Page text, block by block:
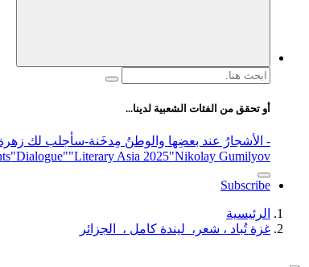
البحث
أو تحقق من الفئات الشعبية لدينا...
- الأشجارُ عند بعضِها والوطنُ مِدخَنة-سأجلب لك زهرة
"Dialogue""Literary Asia 2025"Nikolay Gumilyov و poet
Subscribe
الرئيسية
غزة تُباد ، شعر، ليندة كامل ، الجزائر